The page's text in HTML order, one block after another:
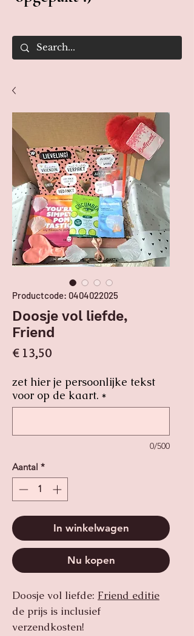
Productcode: 0404022025
Doosje vol liefde,
Friend
€ 13,50Prijs
zet hier je persoonlijke tekst
voor op de kaart. *
0/500
Aantal *
In winkelwagen
Nu kopen
Doosje vol liefde: Friend editie
de prijs is inclusief
verzendkosten!